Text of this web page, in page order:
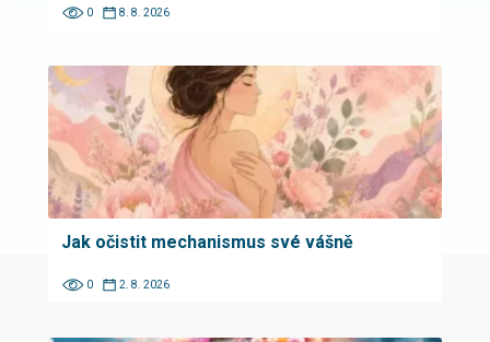
0 8. 8. 2026
Jak očistit mechanismus své vášně
0 2. 8. 2026